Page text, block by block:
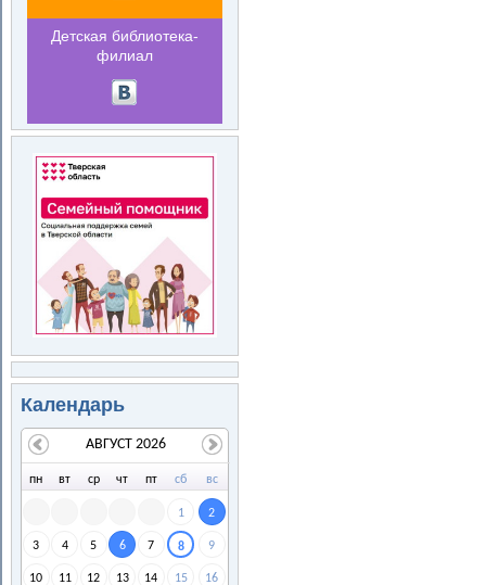
Детская библиотека-
филиал
Календарь
пн вт ср чт пт сб вс
1 2
3 4 5 6 7 8 9
10 11 12 13 14 15 16
АВГУСТ 2026